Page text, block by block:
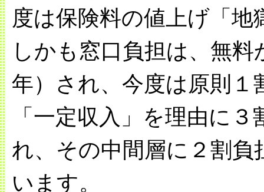
度は保険料の値上げ「地
しかも窓口負担は、無
年）され、今度は原則１
「一定収入」を理由に
れ、その中間層に２割
います。